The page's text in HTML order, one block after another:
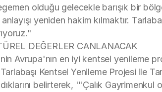
olduğu gelecekle barışık bir
yeniden hakim kılmaktır.
DEĞERLER CANLANACAK
Avrupa'nın en iyi kentsel yenileme
Kentsel Yenileme Projesi ile
belirterek, '"Çalık